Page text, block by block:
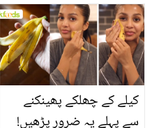
بتائے راز
کیلے کے چھلکے پھینکنے
سے پہلے یہ ضرور پڑھیں!